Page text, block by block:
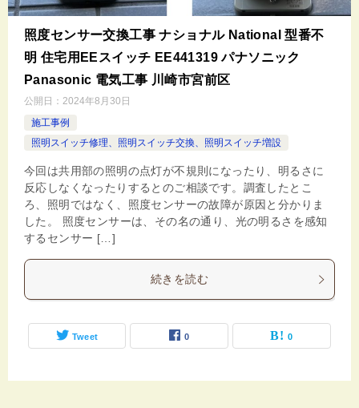
照度センサー交換工事 ナショナル National 型番不
明 住宅用EEスイッチ EE441319 パナソニック
Panasonic 電気工事 川崎市宮前区
公開日： 2024年8月30日
施工事例
照明スイッチ修理、照明スイッチ交換、照明スイッチ増設
今回は共用部の照明の点灯が不規則になったり、明るさに
反応しなくなったりするとのご相談です。調査したとこ
ろ、照明ではなく、照度センサーの故障が原因と分かりま
した。 照度センサーは、その名の通り、光の明るさを感知
するセンサー […]
続きを読む
Tweet 0 0